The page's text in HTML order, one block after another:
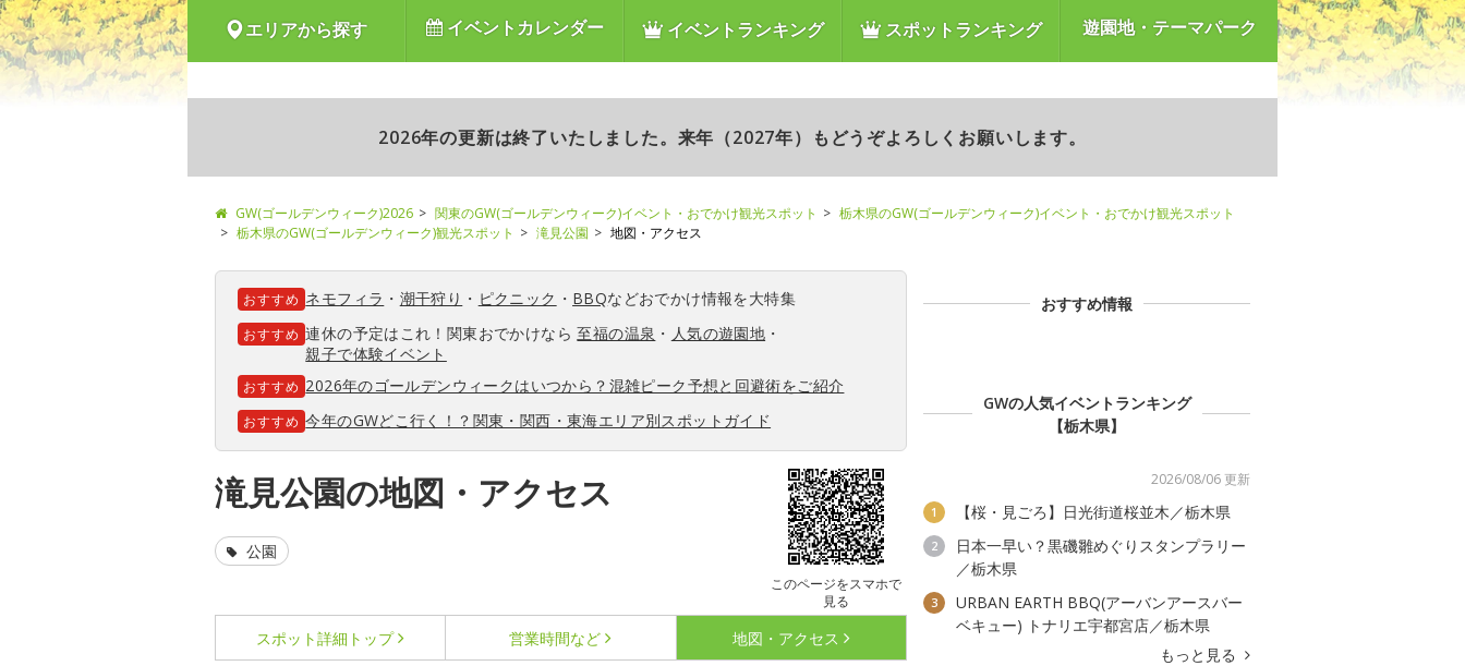
エリアから探す イベントカレンダー イベントランキング スポットランキング 遊園地・テーマパーク
2026年の更新は終了いたしました。来年（2027年）もどうぞよろしくお願いします。
GW(ゴールデンウィーク)2026 関東のGW(ゴールデンウィーク)イベント・おでかけ観光スポット
栃木県のGW(ゴールデンウィーク)イベント・おでかけ観光スポット
栃木県のGW(ゴールデンウィーク)観光スポット
滝見公園 地図・アクセス
おすすめ ネモフィラ ・ 潮干狩り ・ ピクニック ・ BBQなどおでかけ情報を大特集
おすすめ 連休の予定はこれ！関東おでかけなら至福の温泉 ・ 人気の遊園地 ・
親子で体験イベント
おすすめ 2026年のゴールデンウィークはいつから？混雑ピーク予想と回避術をご紹介
おすすめ 今年のGWどこ行く！？関東・関西・東海エリア別スポットガイド
滝見公園の地図・アクセス
このページをスマホで
見る
公園
スポット詳細 トップ 営業時間など 地図・アクセス
おすすめ情報
GWの人気イベントランキング
【栃木県】
2026/08/06 更新
1 【桜・見ごろ】日光街道桜並木／栃木県
2
日本一早い？黒磯雛めぐりスタンプラリー
／栃木県
3
URBAN EARTH BBQ(アーバンアースバー
ベキュー) トナリエ宇都宮店／栃木県
もっと見る